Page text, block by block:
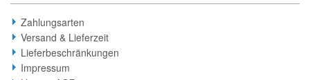
Zahlungsarten
Versand & Lieferzeit
Lieferbeschränkungen
Impressum